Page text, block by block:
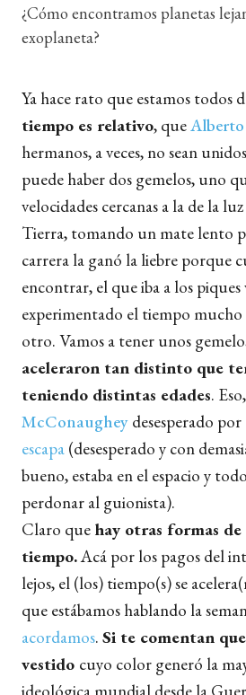
¿Cómo encontramos planetas
exoplaneta?
Ya hace rato que estamos todos
tiempo es relativo, queAlberto
hermanos, a veces, no sean
puede haber dos gemelos, uno
velocidades cercanas a la de la
Tierra, tomando un mate lento
carrera la ganó la liebre porque
encontrar, el que iba a los piques
experimentado el tiempo
otro. Vamos a tener unos
aceleraron tan distinto que
teniendo distintas edades.
McConaughey desesperado
escapa (desesperado y con
bueno, estaba en el espacio y
perdonar al guionista).
Claro que hay otras formas
tiempo.Acá por los pagos del
lejos, el (los) tiempo(s) se
que estábamos hablando la
acordamos. Si te comentan
vestido cuyo color generó la